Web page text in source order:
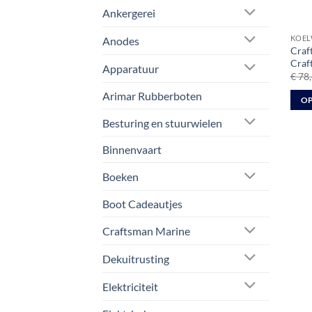
Ankergerei
Anodes
Apparatuur
Arimar Rubberboten
Besturing en stuurwielen
Binnenvaart
Boeken
Boot Cadeautjes
Craftsman Marine
Dekuitrusting
Elektriciteit
€